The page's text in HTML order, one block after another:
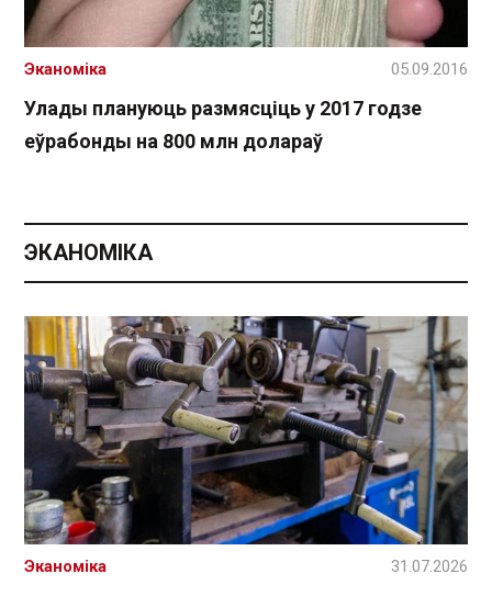
Улады плануюць размясціць у 2017 годзе
еўрабонды на 800 млн долараў
Эканоміка 05.09.2016
ЭКАНОМІКА
Эканоміка 31.07.2026